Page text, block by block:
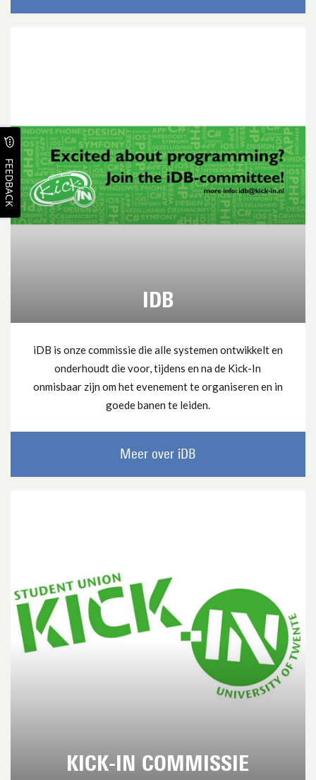
IDB
iDB is onze commissie die alle systemen ontwikkelt en
onderhoudt die voor, tijdens en na de Kick-In
onmisbaar zijn om het evenement te organiseren en in
goede banen te leiden.
Meer over iDB
KICK-IN COMMISSIE
FEEDBACK